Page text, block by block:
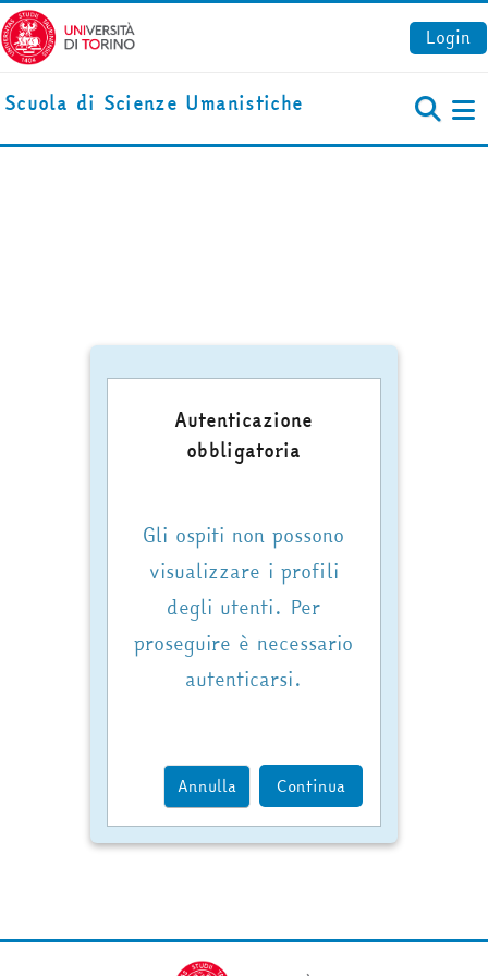
Vai al contenuto principale
Login
Scuola di Scienze Umanistiche
Autenticazione
obbligatoria
Gli ospiti non possono
visualizzare i profili
degli utenti. Per
proseguire è necessario
autenticarsi.
Annulla Continua